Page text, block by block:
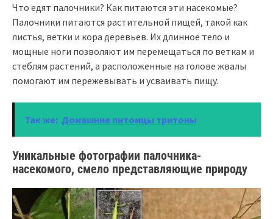
Что едят палочники? Как питаются эти насекомые?
Палочники питаются растительной пищей, такой как
листья, ветки и кора деревьев. Их длинное тело и
мощные ноги позволяют им перемещаться по веткам и
стеблям растений, а расположенные на голове жвалы
помогают им пережевывать и усваивать пищу.
Так же: Домашние питомцы тритоны
Уникальные фотографии палочника-
насекомого, смело представляющие природу